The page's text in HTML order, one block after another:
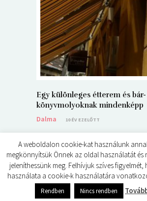
Egy különleges étterem és bár-
könyvmolyoknak mindenképp
Dalma
10 ÉV EZELŐTT
© ÉDES KIS
A weboldalon cookie-kat használunk
megkönnyítsük Önnek az oldal használatát
jeleníthessünk meg. Felhívjuk szíves
használata a cookie-k használatára
Rendben Nincs rendben